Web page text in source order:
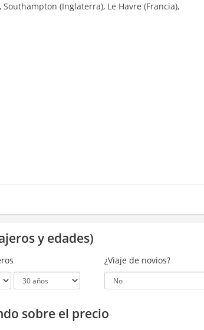
(Inglaterra), Le Havre (Francia),
y edades)
¿Viaje de novios?
sobre el precio